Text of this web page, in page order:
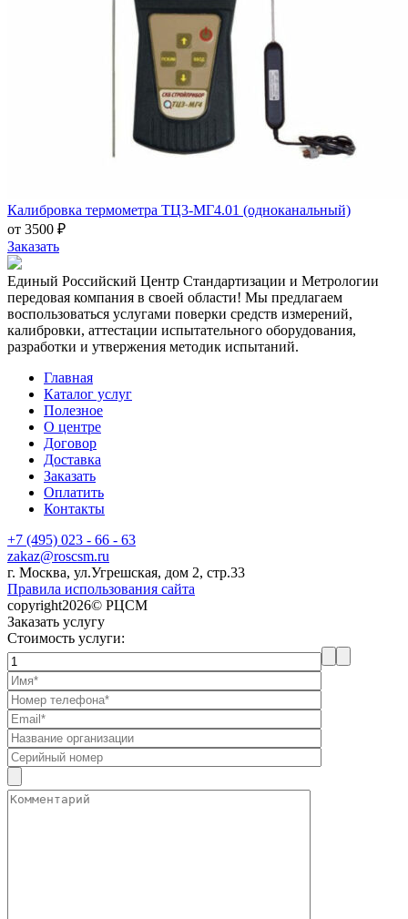
Калибровка термометра ТЦ3-МГ4.01 (одноканальный)
от 3500 ₽
Заказать
Единый Российский Центр Стандартизации и Метрологии
передовая компания в своей области! Мы предлагаем
воспользоваться услугами поверки средств измерений,
калибровки, аттестации испытательного оборудования,
разработки и утвержения методик испытаний.
Главная
Каталог услуг
Полезное
О центре
Договор
Доставка
Заказать
Оплатить
Контакты
+7 (495) 023 - 66 - 63
zakaz@roscsm.ru
г. Москва, ул.Угрешская, дом 2, стр.33
Правила использования сайта
copyright2026© РЦСМ
Заказать услугу
Стоимость услуги: